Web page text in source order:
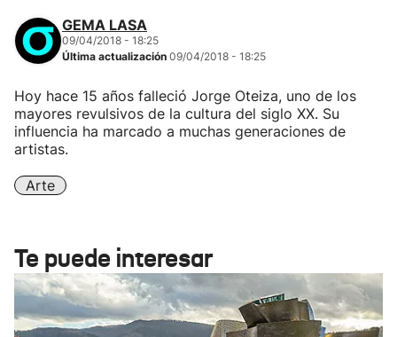
GEMA LASA
09/04/2018 - 18:25
Última actualización 09/04/2018 - 18:25
Hoy hace 15 años falleció Jorge Oteiza, uno de los
mayores revulsivos de la cultura del siglo XX. Su
influencia ha marcado a muchas generaciones de
artistas.
Arte
Te puede interesar